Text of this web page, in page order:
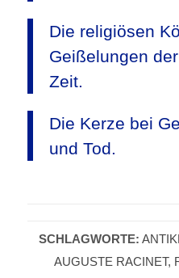
Die religiösen
Geißelungen
Zeit.
Die Kerze bei
und Tod.
SCHLAGWORTE:
AUGUSTE RACINET,